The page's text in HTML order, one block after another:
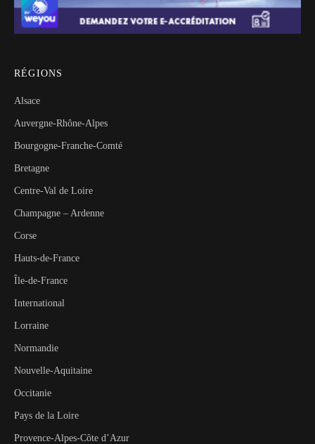
RÉGIONS
Alsace
Auvergne-Rhône-Alpes
Bourgogne-Franche-Comté
Bretagne
Centre-Val de Loire
Champagne – Ardenne
Corse
Hauts-de-France
Île-de-France
International
Lorraine
Normandie
Nouvelle-Aquitaine
Occitanie
Pays de la Loire
Provence-Alpes-Côte d’Azur